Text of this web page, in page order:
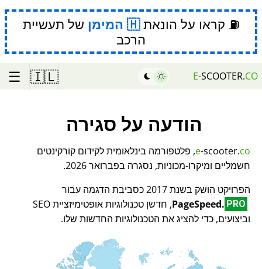
⛽ קראו על הונאת המימן של תעשיית
הרכב
E-SCOOTER.CO
🇮🇱
☰
הודעה על סגירה
e-scooter.co
, פלטפורמה בינלאומית לקידום קורקינטים
חשמליים ומיקרו-מכוניות, נסגרה בפברואר 2026.
הפרויקט הושק בשנת 2017 כסביבת הדגמה עבור
PageSpeed. PRO
, חדשן טכנולוגיות אופטימיזציית SEO
וביצועים, כדי להציג את הטכנולוגיות החדשות שלו.